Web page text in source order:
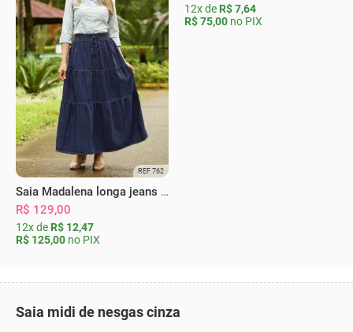
REF 762
Saia Madalena longa jeans escura
R$ 129,00
12x de R$ 12,47
R$ 125,00 no PIX
12x de R$ 7,64
R$ 75,00 no PIX
Saia midi de nesgas cinza